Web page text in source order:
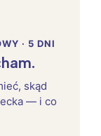
· 5 DNI
skąd
— i co